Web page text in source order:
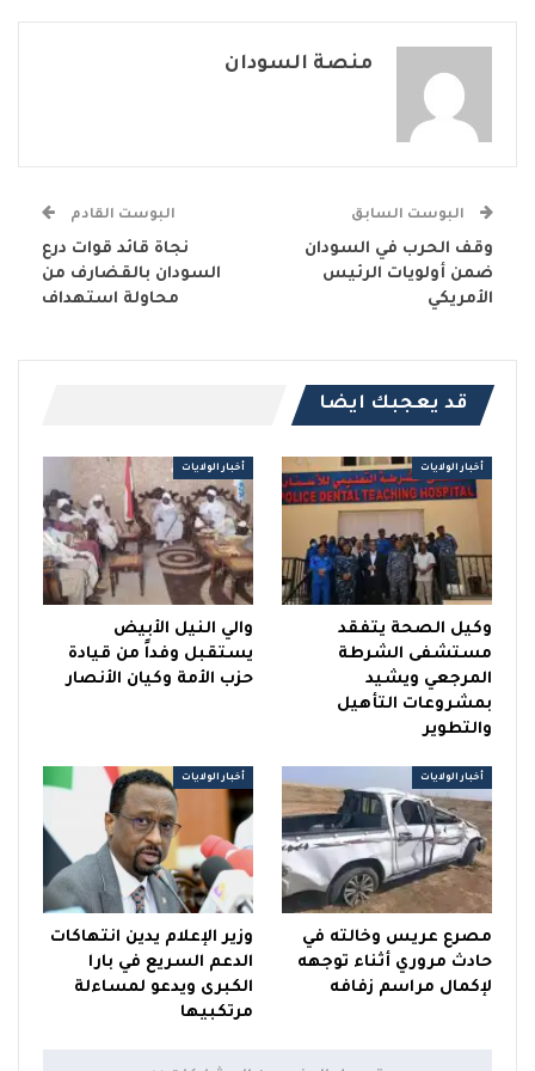
منصة السودان
البوست السابق
وقف الحرب في السودان
ضمن أولويات الرئيس
الأمريكي
البوست القادم
نجاة قائد قوات درع
السودان بالقضارف من
محاولة استهداف
قد يعجبك ايضا
أخبار الولايات
وكيل الصحة يتفقد
مستشفى الشرطة
المرجعي ويشيد
بمشروعات التأهيل
والتطوير
أخبار الولايات
والي النيل الأبيض
يستقبل وفداً من قيادة
حزب الأمة وكيان الأنصار
أخبار الولايات
مصرع عريس وخالته في
حادث مروري أثناء توجهه
لإكمال مراسم زفافه
أخبار الولايات
وزير الإعلام يدين انتهاكات
الدعم السريع في بارا
الكبرى ويدعو لمساءلة
مرتكبيها